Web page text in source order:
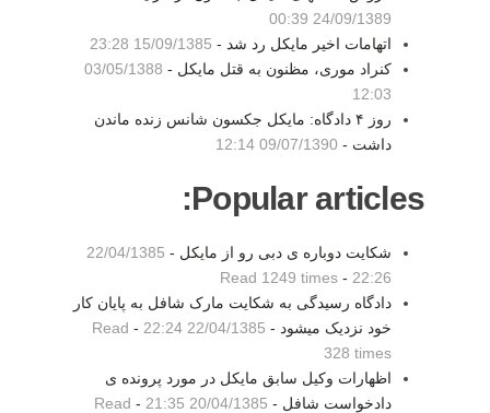
24/09/1389 00:39
اتهامات اخیر مایکل رد شد - 15/09/1385 23:28
کنراد موری، مظنون به قتل مایکل - 03/05/1388
12:03
روز ۴ دادگاه: مایکل جکسون شانس زنده ماندن
داشت - 09/07/1390 12:14
Popular articles:
شکایت دوباره ی دبی رو از مایکل - 22/04/1385
22:26
-
Read 1249 times
دادگاه رسیدگی به شکایت مارک شافل به پایان کار
خود نزدیک میشود - 22/04/1385 22:24
-
Read
328 times
اظهارات وکیل سابق مایکل در مورد پرونده ی
دادخواست شافل - 20/04/1385 21:35
-
Read